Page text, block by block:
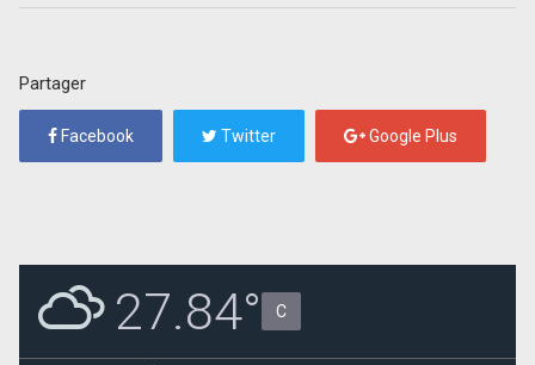
Partager
Facebook Twitter Google Plus
27.84° C